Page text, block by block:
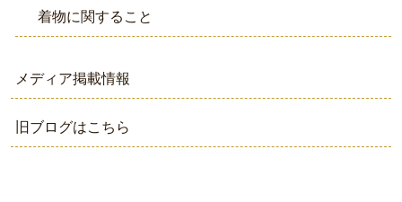
着物に関すること
メディア掲載情報
旧ブログはこちら